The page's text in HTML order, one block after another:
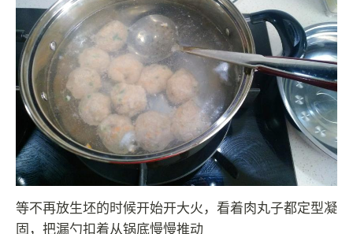
等不再放生坯的时候开始开大火，看着肉丸子都定型凝
固，把漏勺扣着从锅底慢慢推动